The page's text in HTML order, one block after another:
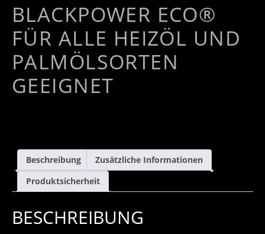
BLACKPOWER ECO®
FÜR ALLE HEIZÖL UND
PALMÖLSORTEN
GEEIGNET
Beschreibung
Zusätzliche Informationen
Produktsicherheit
BESCHREIBUNG